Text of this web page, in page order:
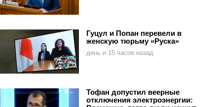
Гуцул и Попан перевели в
женскую тюрьму «Руска»
день и 15 часов назад
Тофан допустил веерные
отключения электроэнергии: